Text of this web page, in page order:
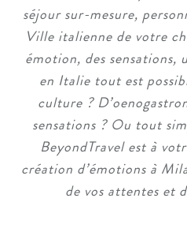
séjour sur-mesure,
Ville italienne de votre
émotion, des sensations,
en Italie tout est
culture ?
sensations ? Ou tout
BeyondTravel est à
création d’émotions à
de vos attentes et